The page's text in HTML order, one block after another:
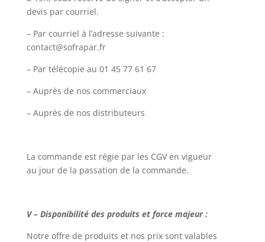
devis par courriel.
– Par courriel à l’adresse suivante :
contact@sofrapar.fr
– Par télécopie au 01 45 77 61 67
– Auprès de nos commerciaux
– Auprès de nos distributeurs
La commande est régie par les CGV en vigueur
au jour de la passation de la commande.
V – Disponibilité des produits et force majeur :
Notre offre de produits et nos prix sont valables